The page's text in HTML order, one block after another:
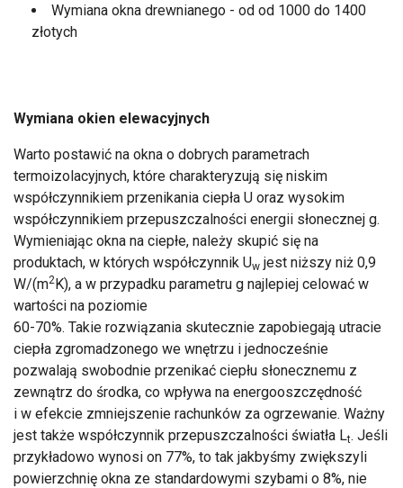
Wymiana okna drewnianego - od od 1000 do 1400
złotych
Wymiana okien elewacyjnych
Warto postawić na okna o dobrych parametrach
termoizolacyjnych, które charakteryzują się niskim
współczynnikiem przenikania ciepła U oraz wysokim
współczynnikiem przepuszczalności energii słonecznej g.
Wymieniając okna na ciepłe, należy skupić się na
produktach, w których współczynnik Uw jest niższy niż 0,9
W/(m2K), a w przypadku parametru g najlepiej celować w
wartości na poziomie
60-70%. Takie rozwiązania skutecznie zapobiegają utracie
ciepła zgromadzonego we wnętrzu i jednocześnie
pozwalają swobodnie przenikać ciepłu słonecznemu z
zewnątrz do środka, co wpływa na energooszczędność
i w efekcie zmniejszenie rachunków za ogrzewanie. Ważny
jest także współczynnik przepuszczalności światła Lt. Jeśli
przykładowo wynosi on 77%, to tak jakbyśmy zwiększyli
powierzchnię okna ze standardowymi szybami o 8%, nie